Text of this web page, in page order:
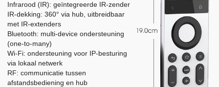
Infrarood (IR): geïntegreerde IR-zender
IR-dekking: 360° via hub, uitbreidbaar
met IR-extenders
Bluetooth: multi-device ondersteuning
(one-to-many)
Wi-Fi: ondersteuning voor IP-besturing
via lokaal netwerk
RF: communicatie tussen
afstandsbediening en hub